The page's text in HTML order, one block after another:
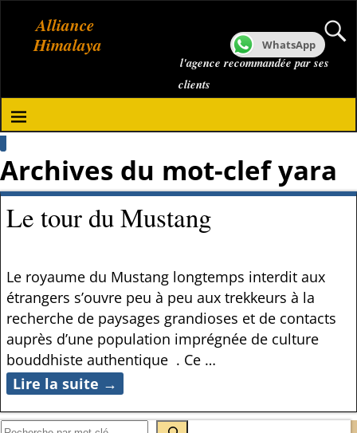
Alliance
Himalaya
l'agence recommandée par ses
clients
Archives du mot-clefyara
Le tour du Mustang
Le royaume du Mustang longtemps interdit aux
étrangers s’ouvre peu à peu aux trekkeurs à la
recherche de paysages grandioses et de contacts
auprès d’une population imprégnée de culture
bouddhiste authentique . Ce …
Lire la suite →
WhatsApp